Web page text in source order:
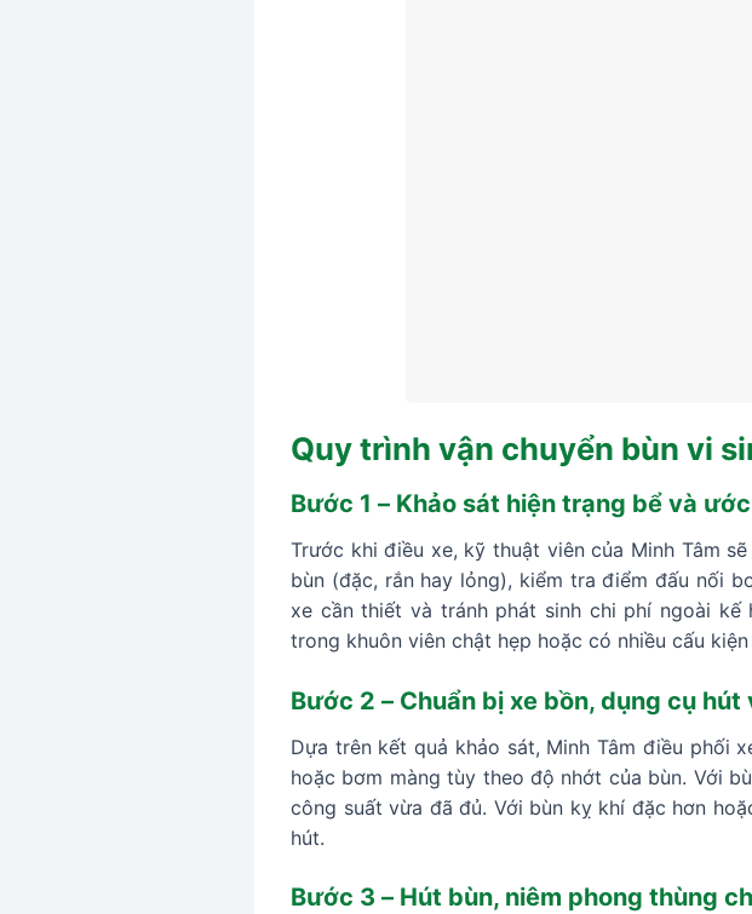
Quy trình vận chuyển bùn vi
Bước 1 – Khảo sát hiện trạng bể và
Trước khi điều xe, kỹ thuật viên của Minh Tâm
bùn (đặc, rắn hay lỏng), kiểm tra điểm đấu nối
xe cần thiết và tránh phát sinh chi phí ngoài
trong khuôn viên chật hẹp hoặc có nhiều cấu
Bước 2 – Chuẩn bị xe bồn, dụng cụ
Dựa trên kết quả khảo sát, Minh Tâm điều phối
hoặc bơm màng tùy theo độ nhớt của bùn. Với
công suất vừa đã đủ. Với bùn kỵ khí đặc hơn
hút.
Bước 3 – Hút bùn, niêm phong thùng